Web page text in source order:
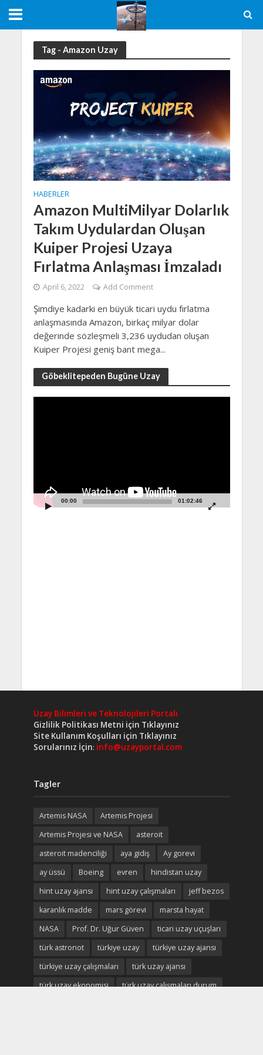
Tag - Amazon Uzay
HABERLER
Amazon MultiMilyar Dolarlık
Takım Uydulardan Oluşan
Kuiper Projesi Uzaya
Fırlatma Anlaşması İmzaladı
April 6, 2022 Add Comment
Şimdiye kadarki en büyük ticari uydu fırlatma
anlaşmasında Amazon, birkaç milyar dolar
değerinde sözleşmeli 3,236 uydudan oluşan
Kuiper Projesi geniş bant mega...
Göbeklitepeden Bugüne Uzay
00:00 01:02:46
Uzay Bilimleri ve Teknolojileri Portalı
Gizlilik Politikası Metni için Tıklayınız
Site Kullanım Koşulları için Tıklayınız
Sorularınız İçin: info@uzayportal.com
Tagler
Artemis NASA
Artemis Projesi
Artemis Projesi ve NASA
asteroit
asteroit madenciliği
aya gidiş
Ay gorevi
ay üssü
Boeing evren
hindistan uzay
hint uzay ajansı
hint uzay çalışmaları
jeff bezos
karanlık madde
mars görevi
marsta hayat
NASA
Prof. Dr. Uğur Güven
ticari uzay uçuşları
türk astronot
türkiye uzay
türkiye uzay ajansı
türkiye uzay çalışmaları
türk uzay ajansı
türk uzay ekonomisi
türk uzay çalışmaları durum